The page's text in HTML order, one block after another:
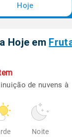
Hoje
Hoje em
de nuvens à
Noite